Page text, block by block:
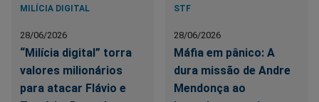
MILÍCIA DIGITAL
28/06/2026
“Milícia digital” torra
valores milionários
para atacar Flávio e
STF
28/06/2026
Máfia em pânico: A
dura missão de Andre
Mendonça ao